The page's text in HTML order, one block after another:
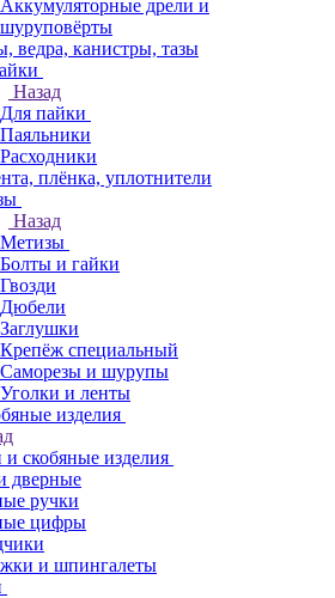
Аккумуляторные дрели и
шуруповёрты
ведра, канистры, тазы
Назад
Для пайки
Паяльники
Расходники
плёнка, уплотнители
Назад
Метизы
Болты и гайки
Гвозди
Дюбели
Заглушки
Крепёж специальный
Саморезы и шурупы
Уголки и ленты
изделия
и скобяные изделия
дверные
ручки
цифры
и шпингалеты